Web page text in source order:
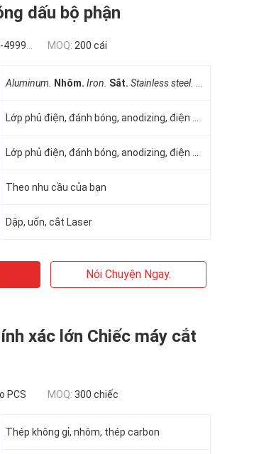
dấu bộ phận
pieces MOQ: 200 cái
Aluminum. Nhôm. Iron. Sắt. Stainless steel.
Theo nhu cầu của bạn
Dập, uốn, cắt Laser
Nói Chuyện Ngay.
xác lớn Chiếc máy cắt
PCS MOQ: 300 chiếc
Thép không gỉ, nhôm, thép carbon